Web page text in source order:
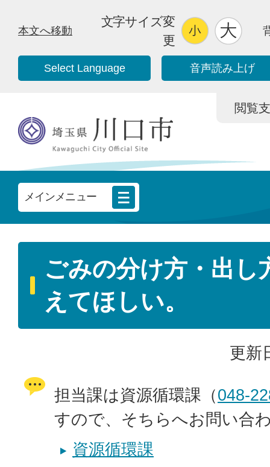
本文へ移動
文字サイズ変
更
Select Language 音声読み上げ
閲覧
メインメニュー
ごみの分け方・出し
えてほしい。
更新
担当課は資源循環課（048-
すので、そちらへお問い合
資源循環課